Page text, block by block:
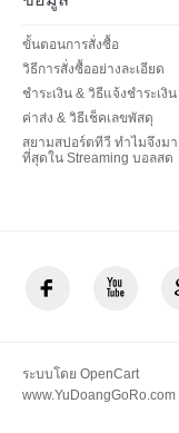
ขั้นตอนการสั่งซื้อ
วิธีการสั่งซื้ออย่างละเอียด
ชำระเงิน & วิธีแจ้งชำระเงิน
ค่าส่ง & วิธีเช็คเลขพัสดุ
สยามสปอร์ตทีวี ทำไมจึงมา
ที่สุดใน Streaming บอลสด
ระบบโดย OpenCart